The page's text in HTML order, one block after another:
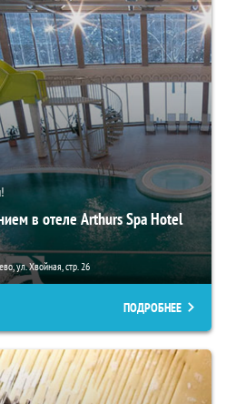
в отеле Arthurs Spa Hotel
ул. Хвойная, стр. 26
ПОДРОБНЕЕ